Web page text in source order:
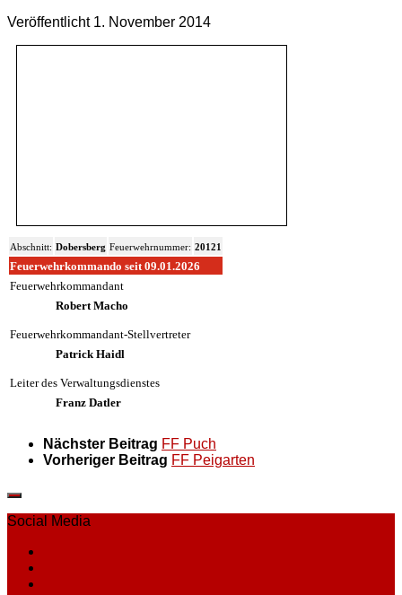
Veröffentlicht 1. November 2014
Abschnitt: Dobersberg Feuerwehrnummer: 20121
Feuerwehrkommando seit 09.01.2026
Feuerwehrkommandant
Robert Macho
Feuerwehrkommandant-Stellvertreter
Patrick Haidl
Leiter des Verwaltungsdienstes
Franz Datler
Nächster Beitrag FF Puch
Vorheriger Beitrag FF Peigarten
Social Media